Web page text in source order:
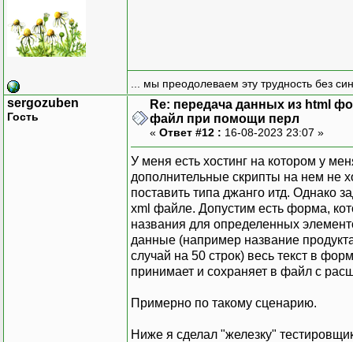
... мы преодолеваем эту трудность без
sergozuben
Гость
Re: передача данных из html
файл при помощи перл
« Ответ #12 : 16-08-2023 23:07 »
У меня есть хостинг на котором у
дополнительные скрипты на нем не
поставить типа джанго итд. Однако
xml файле. Допустим есть форма,
названия для определенных
данные (например название
случай на 50 строк) весь текст в
принимает и сохраняет в файл с
Примерно по такому сценарию.
Ниже я сделал "железку"